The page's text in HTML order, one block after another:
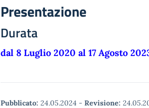
Presentazione
Durata
dal 8 Luglio 2020 al 17 Agosto
Pubblicato: 24.05.2024 - Revisione: